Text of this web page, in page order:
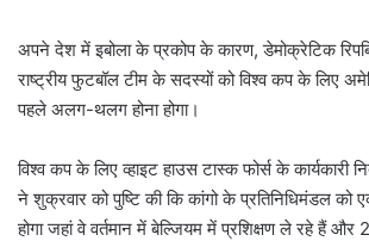
m
a
i
अपने देश में इबोला के प्रकोप के कारण, डेमोक्रेटिक
राष्ट्रीय फुटबॉल टीम के सदस्यों को विश्व कप के लिए
पहले अलग-थलग होना होगा।
विश्व कप के लिए व्हाइट हाउस टास्क फोर्स के कार्यकारी
ने शुक्रवार को पुष्टि की कि कांगो के प्रतिनिधिमंडल को
होगा जहां वे वर्तमान में बेल्जियम में प्रशिक्षण ले रहे हैं